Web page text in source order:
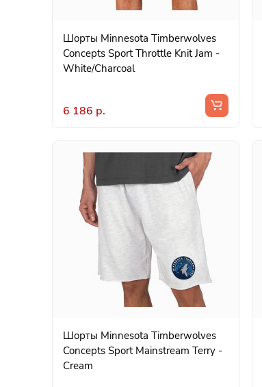
Шорты Minnesota Timberwolves
Concepts Sport Throttle Knit Jam -
White/Charcoal
6 186 р.
Шорты Minnesota Timberwolves
Concepts Sport Mainstream Terry -
Cream